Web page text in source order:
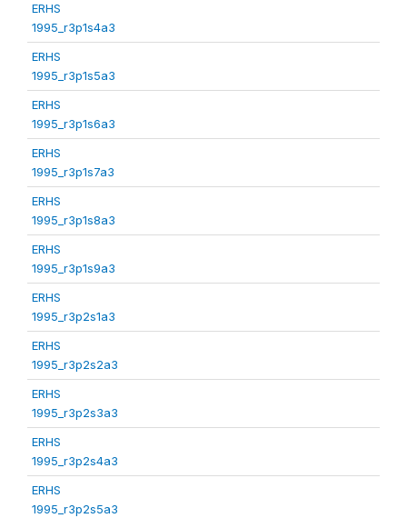
ERHS
1995_r3p1s4a3
ERHS
1995_r3p1s5a3
ERHS
1995_r3p1s6a3
ERHS
1995_r3p1s7a3
ERHS
1995_r3p1s8a3
ERHS
1995_r3p1s9a3
ERHS
1995_r3p2s1a3
ERHS
1995_r3p2s2a3
ERHS
1995_r3p2s3a3
ERHS
1995_r3p2s4a3
ERHS
1995_r3p2s5a3